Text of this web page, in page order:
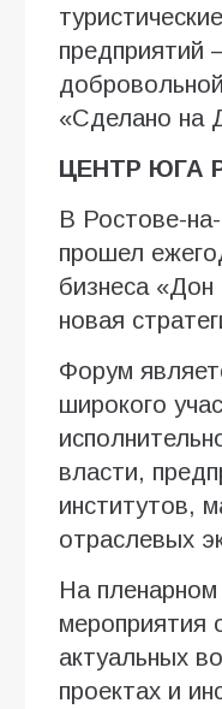
предприятий
«Сделано на
ЦЕНТР ЮГА
В Ростове-
прошел
бизнеса «Дон
новая
Форум
широкого
власти,
институтов,
отраслевых
На пленарном
мероприятия
актуальных
проектах и